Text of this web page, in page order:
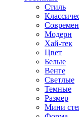
Стиль
Модерн
Хай-тек
Цвет
Белые
Венге
Светлые
Темные
Размер
Мини